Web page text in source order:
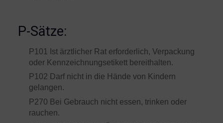
P-Sätze:
P101 Ist ärztlicher Rat erforderlich, Verpackung
oder Kennzeichnungsetikett bereithalten.
P102 Darf nicht in die Hände von Kindern
gelangen.
P270 Bei Gebrauch nicht essen, trinken oder
rauchen.